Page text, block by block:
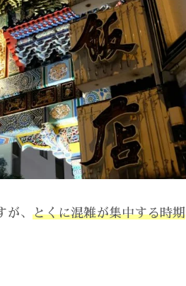
、 とくに混雑が集中する時期